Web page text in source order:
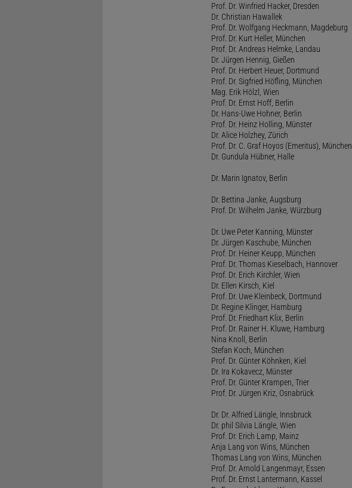
Prof. Dr. Winfried Hacker, Dresden
Dr. Christian Hawallek
Prof. Dr. Wolfgang Heckmann, Magdeburg
Prof. Dr. Kurt Heller, München
Prof. Dr. Andreas Helmke, Landau
Dr. Jürgen Hennig, Gießen
Prof. Dr. Herbert Heuer, Dortmund
Prof. Dr. Sigfried Höfling, München
Mag. Erik Hölzl, Wien
Prof. Dr. Ernst Hoff, Berlin
Dr. Hans-Uwe Hohner, Berlin
Prof. Dr. Heinz Holling, Münster
Dr. Alice Holzhey, Zürich
Prof. Dr. C. Graf Hoyos (Emeritus), München
Dr. Gundula Hübner, Halle
Dr. Marin Ignatov, Berlin
Dr. Bettina Janke, Augsburg
Prof. Dr. Wilhelm Janke, Würzburg
Dr. Uwe Peter Kanning, Münster
Dr. Jürgen Kaschube, München
Prof. Dr. Heiner Keupp, München
Prof. Dr. Thomas Kieselbach, Hannover
Prof. Dr. Erich Kirchler, Wien
Dr. Ellen Kirsch, Kiel
Prof. Dr. Uwe Kleinbeck, Dortmund
Dr. Regine Klinger, Hamburg
Prof. Dr. Friedhart Klix, Berlin
Prof. Dr. Rainer H. Kluwe, Hamburg
Nina Knoll, Berlin
Stefan Koch, München
Prof. Dr. Günter Köhnken, Kiel
Dr. Ira Kokavecz, Münster
Prof. Dr. Günter Krampen, Trier
Prof. Dr. Jürgen Kriz, Osnabrück
Dr. Dr. Alfried Längle, Innsbruck
Dr. phil Silvia Längle, Wien
Prof. Dr. Erich Lamp, Mainz
Anja Lang von Wins, München
Thomas Lang von Wins, München
Prof. Dr. Arnold Langenmayr, Essen
Prof. Dr. Ernst Lantermann, Kassel